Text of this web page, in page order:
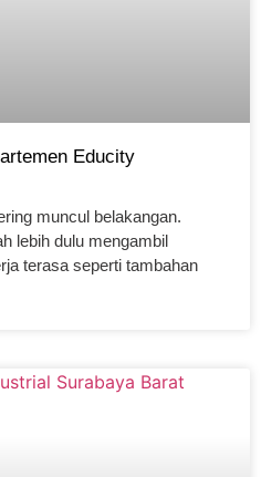
Educity
muncul belakangan.
lebih dulu mengambil
terasa seperti tambahan